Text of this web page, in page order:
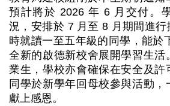
預計將於 2026 年 6 月交付。
況，安排於 7 月至 8 月期間進
時就讀一至五年級的同學，能於
全新的啟德新校舍展開學習生活
業生，學校亦會確保在安全及許
同學於新學年回母校參與活動
獻上感恩。